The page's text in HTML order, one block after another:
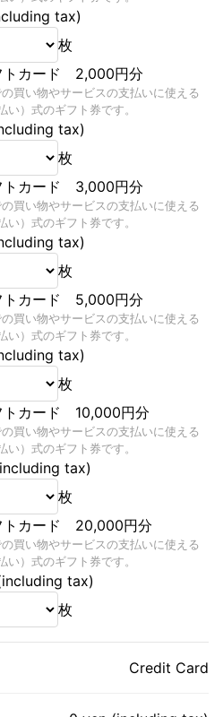
tax)
枚
トカード 2,000円分
買い物やサービスの支払いに使える
い）式のギフト券です。
tax)
枚
トカード 3,000円分
買い物やサービスの支払いに使える
い）式のギフト券です。
tax)
枚
トカード 5,000円分
買い物やサービスの支払いに使える
い）式のギフト券です。
tax)
枚
トカード 10,000円分
買い物やサービスの支払いに使える
い）式のギフト券です。
tax)
枚
トカード 20,000円分
買い物やサービスの支払いに使える
い）式のギフト券です。
tax)
枚
Credit Card